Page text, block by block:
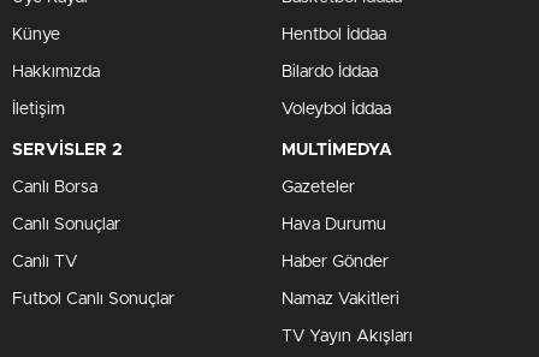
Künye
Hakkımızda
İletişim
Hentbol İddaa
Bilardo İddaa
Voleybol İddaa
SERVİSLER 2
Canlı Borsa
Canlı Sonuçlar
Canlı TV
Futbol Canlı Sonuçlar
MULTİMEDYA
Gazeteler
Hava Durumu
Haber Gönder
Namaz Vakitleri
TV Yayın Akışları